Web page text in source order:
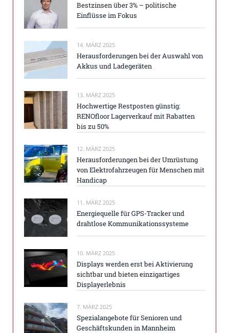
Bestzinsen über 3% – politische
Einflüsse im Fokus
14. MÄRZ 2025
Herausforderungen bei der Auswahl von
Akkus und Ladegeräten
13. MÄRZ 2025
Hochwertige Restposten günstig:
RENOfloor Lagerverkauf mit Rabatten
bis zu 50%
12. MÄRZ 2025
Herausforderungen bei der Umrüstung
von Elektrofahrzeugen für Menschen mit
Handicap
11. MÄRZ 2025
Energiequelle für GPS-Tracker und
drahtlose Kommunikationssysteme
10. MÄRZ 2025
Displays werden erst bei Aktivierung
sichtbar und bieten einzigartiges
Displayerlebnis
7. MÄRZ 2025
Spezialangebote für Senioren und
Geschäftskunden in Mannheim